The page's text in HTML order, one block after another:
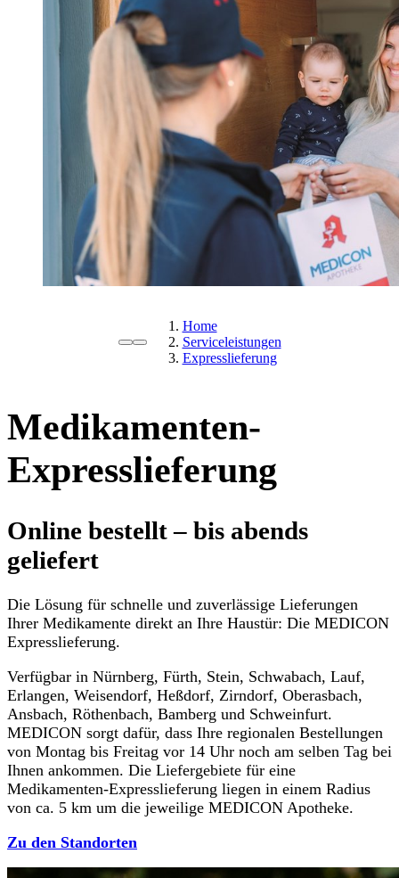
Home
Serviceleistungen
Expresslieferung
Medikamenten-
Expresslieferung
Online bestellt – bis abends
geliefert
Die Lösung für schnelle und zuverlässige Lieferungen
Ihrer Medikamente direkt an Ihre Haustür: Die MEDICON
Expresslieferung.
Verfügbar in Nürnberg, Fürth, Stein, Schwabach, Lauf,
Erlangen, Weisendorf, Heßdorf, Zirndorf, Oberasbach,
Ansbach, Röthenbach, Bamberg und Schweinfurt.
MEDICON sorgt dafür, dass Ihre regionalen Bestellungen
von Montag bis Freitag vor 14 Uhr noch am selben Tag bei
Ihnen ankommen. Die Liefergebiete für eine
Medikamenten-Expresslieferung liegen in einem Radius
von ca. 5 km um die jeweilige MEDICON Apotheke.
Zu den Standorten